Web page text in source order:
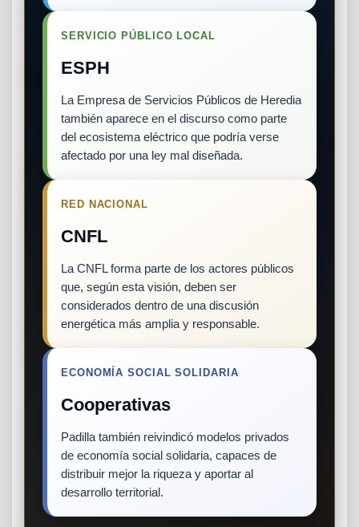
SERVICIO PÚBLICO LOCAL
ESPH
La Empresa de Servicios Públicos de Heredia
también aparece en el discurso como parte
del ecosistema eléctrico que podría verse
afectado por una ley mal diseñada.
RED NACIONAL
CNFL
La CNFL forma parte de los actores públicos
que, según esta visión, deben ser
considerados dentro de una discusión
energética más amplia y responsable.
ECONOMÍA SOCIAL SOLIDARIA
Cooperativas
Padilla también reivindicó modelos privados
de economía social solidaria, capaces de
distribuir mejor la riqueza y aportar al
desarrollo territorial.